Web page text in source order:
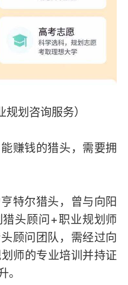
规划咨询服务）
赚钱的猎头，需要拥
特尔猎头，曾与向阳
头顾问+职业规划师
顾问团队，需经过向
师的专业培训并持证